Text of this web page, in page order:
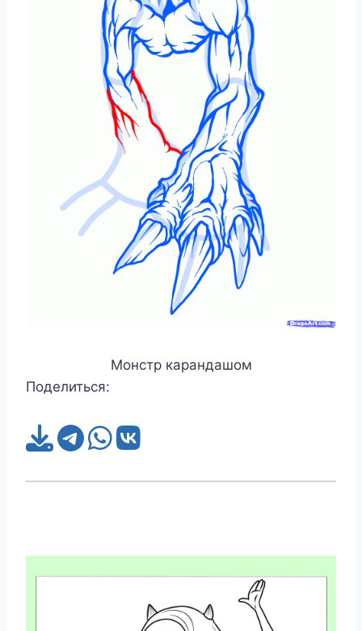
Монстр карандашом
Поделиться: